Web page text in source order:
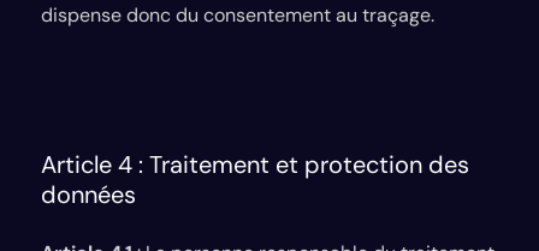
dispense donc du consentement au traçage.
Article 4 : Traitement et protection des
données